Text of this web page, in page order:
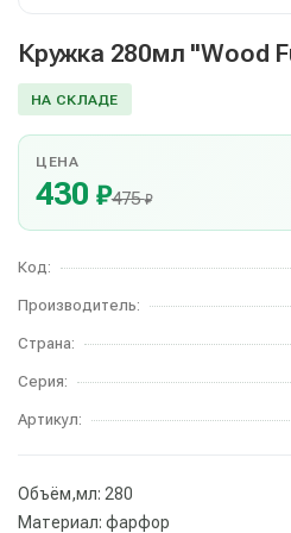
Кружка 280мл "Wood
НА СКЛАДЕ
ЦЕНА
430 ₽475₽
Код:
Производитель:
Страна:
Серия:
Артикул:
Объём,мл: 280
Материал: фарфор